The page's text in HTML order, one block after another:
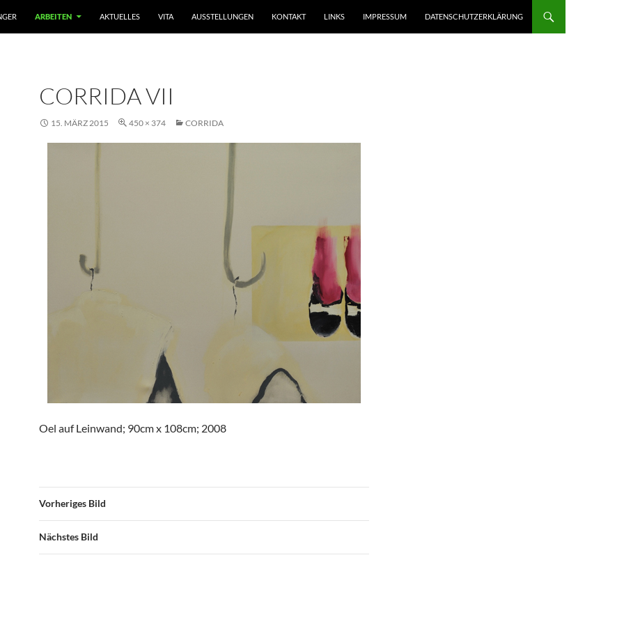
ARBEITEN AKTUELLES VITA AUSSTELLUNGEN KONTAKT LINKS IMPRESSUM DATENSCHUTZERKLÄRUNG
CORRIDA VII
15. MÄRZ 2015 450 × 374 CORRIDA
Oel auf Leinwand; 90cm x 108cm; 2008
Vorheriges Bild
Nächstes Bild